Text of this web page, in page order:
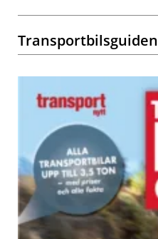
Transportbilsguiden